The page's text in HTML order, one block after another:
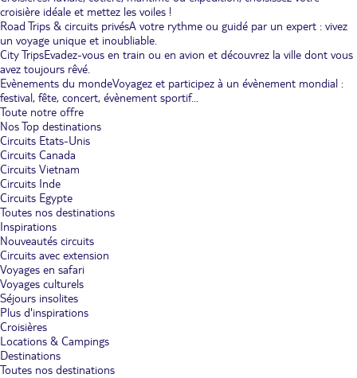
croisière idéale et mettez les voiles !
Road Trips & circuits privésA votre rythme ou guidé par un expert : vivez
un voyage unique et inoubliable.
City TripsEvadez-vous en train ou en avion et découvrez la ville dont vous
avez toujours rêvé.
Evènements du mondeVoyagez et participez à un évènement mondial :
festival, fête, concert, évènement sportif...
Toute notre offre
Nos Top destinations
Circuits Etats-Unis
Circuits Canada
Circuits Vietnam
Circuits Inde
Circuits Egypte
Toutes nos destinations
Inspirations
Nouveautés circuits
Circuits avec extension
Voyages en safari
Voyages culturels
Séjours insolites
Plus d'inspirations
Croisières
Locations & Campings
Destinations
Toutes nos destinations